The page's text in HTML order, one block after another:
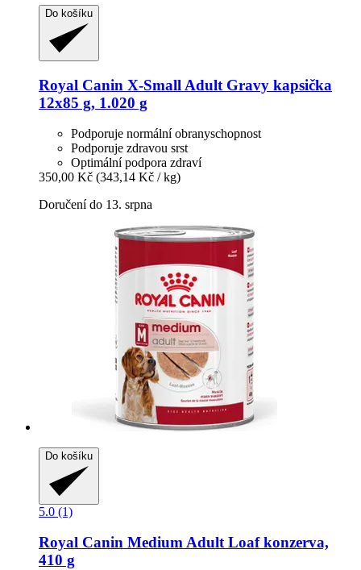
Do košíku
Royal Canin X-​Small Adult Gravy kapsička
12x85 g, 1.020 g
Podporuje normální obranyschopnost
Podporuje zdravou srst
Optimální podpora zdraví
350,00 Kč (343,14 Kč / kg)
Doručení do 13. srpna
Do košíku
5.0 (1)
Royal Canin Medium Adult Loaf konzerva,
410 g